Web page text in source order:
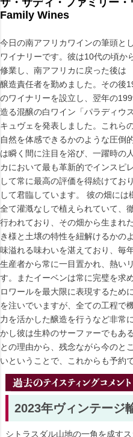
ザ・サディ・ファミリー
Family Wines
今日の南アフリカワインの筆頭と
ワイナリーです。彼は10代の頃か
修業し、南アフリカに戻った後は
醸造責任者を勤めました。その後
のワイナリーを設立し、翌年の
造る混醸の白ワイン「パラディウ
キュヴェを発表しました。これら
自然を体感できるかのような圧倒
は瞬く間に注目を浴び、一躍時の
カにおいて最も革新的でインスピ
して常に最高の評価を得続けてお
して君臨しています。 彼の畑に
全て灌漑なしで植えられていて、
行われており、その畑から生まれ
き様と土壌の特性を紐解けるかの
味溢れる味わいを湛えており、毎
生産者から常に一目置かれ、熱い
す。またイーベンは常に完璧を求
ロワールを最大限に表現するため
を注いでいますが、全ての工程で
力を活かした醸造を行うなど非常
かし彼は生粋のサーファーでもあ
との理由から、残念ながら今のと
いということで、これからも予約
2023年ヴィンテージ
シトラスダル山地の一角を成す